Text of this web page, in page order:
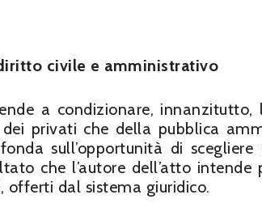
civile e amministrativo
a condizionare,
dei privati che della pubblica
sull’opportunità di
che l’autore dell’atto
offerti dal sistema giuridico.